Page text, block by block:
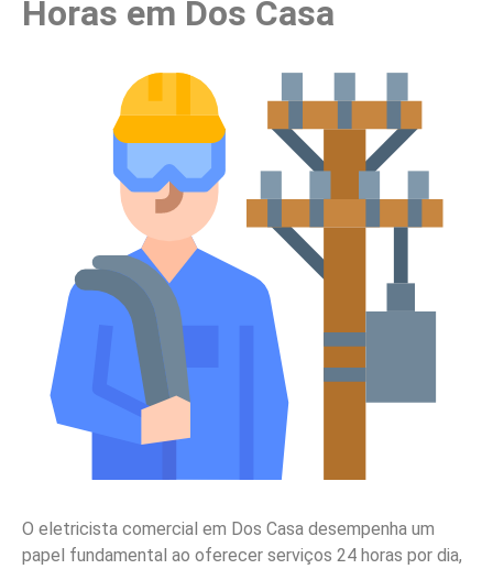
Horas em Dos Casa
O eletricista comercial em Dos Casa desempenha um
papel fundamental ao oferecer serviços 24 horas por dia,